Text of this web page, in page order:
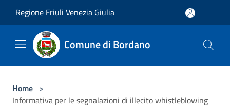
Regione Friuli Venezia Giulia
Comune di Bordano
Home >
Informativa per le segnalazioni di illecito whistleblowing